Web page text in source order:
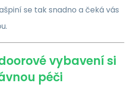
se tak snadno a čeká vás
vybavení si
péči